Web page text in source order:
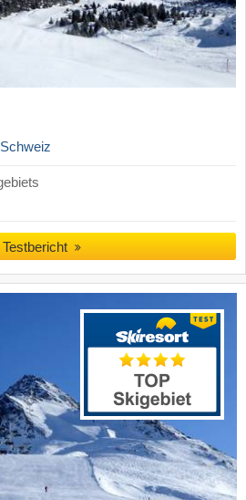
Testbericht